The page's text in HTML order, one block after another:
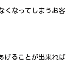
くなってしまうお客
げることが出来れば